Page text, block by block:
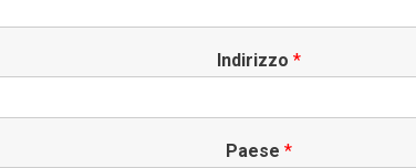
Indirizzo *
Paese *